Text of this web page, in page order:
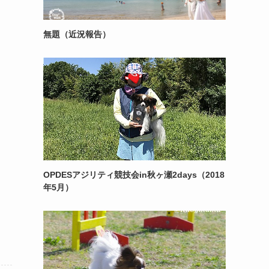
無題（近況報告）
OPDESアジリティ競技会in秋ヶ瀬2days（2018
年5月）